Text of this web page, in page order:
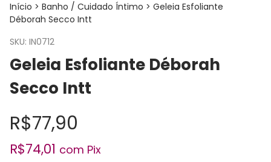
Início > Banho / Cuidado Íntimo > Geleia Esfoliante
Déborah Secco Intt
SKU: IN0712
Geleia Esfoliante Déborah
Secco Intt
R$77,90
R$74,01 com Pix